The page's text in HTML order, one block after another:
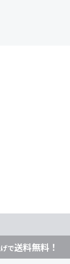
で送料無料！